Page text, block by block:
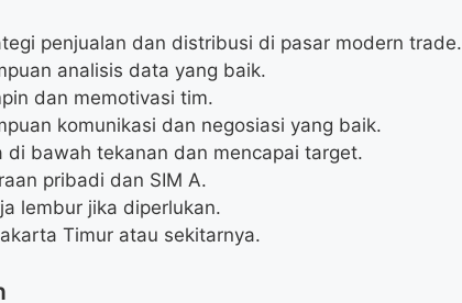
penjualan dan distribusi di pasar modern trade.
analisis data yang baik.
dan memotivasi tim.
komunikasi dan negosiasi yang baik.
di bawah tekanan dan mencapai target.
pribadi dan SIM A.
lembur jika diperlukan.
Timur atau sekitarnya.